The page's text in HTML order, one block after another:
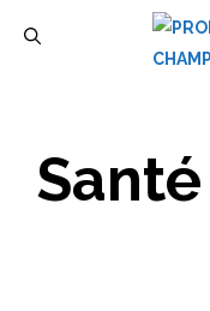
Santé